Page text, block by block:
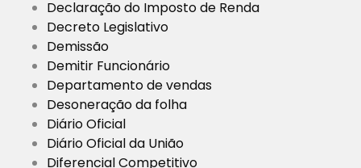
Declaração do Imposto de Renda
Decreto Legislativo
Demissão
Demitir Funcionário
Departamento de vendas
Desoneração da folha
Diário Oficial
Diário Oficial da União
Diferencial Competitivo